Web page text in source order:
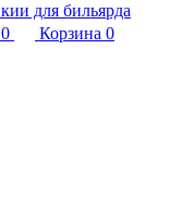
0 Корзина 0